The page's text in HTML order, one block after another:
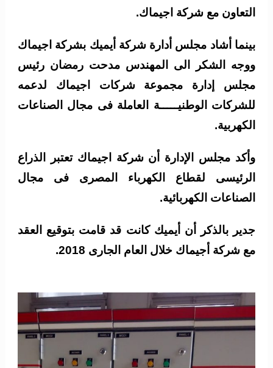
التعاون مع شركة اجيماك.
بينما أشاد مجلس أدارة شركة أيميك بشركة اجيماك
ووجه الشكر الى المهندس مدحت رمضان رئيس
مجلس إدارة مجموعة شركات اجيماك لدعمه
للشركات الوطنيـــــة العاملة فى مجال الصناعات
الكهربية.
وأكد مجلس الإدارة أن شركة اجيماك تعتبر الذراع
الرئيسى لقطاع الكهرباء المصرى فى مجال
الصناعات الكهربائية.
جدير بالذكر أن أيميك كانت قد قامت بتوقيع العقد
مع شركة أجيماك خلال العام الجارى 2018.